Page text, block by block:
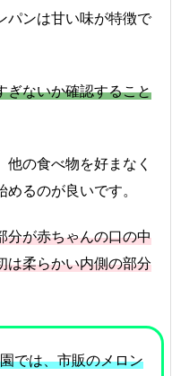
パンは甘い味が特徴で
ぎないか確認すること
の食べ物を好まなく
るのが良いです。
分が赤ちゃんの口の中
は柔らかい内側の部分
では、市販のメロン